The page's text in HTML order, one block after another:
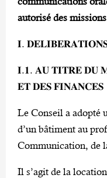
autorisé des
𝐈.
𝐈.𝟏. 𝐀𝐔 𝐓𝐈𝐓𝐑𝐄 𝐃𝐔
𝐄𝐓 𝐃𝐄𝐒 𝐅𝐈𝐍𝐀𝐍𝐂𝐄𝐒
Le Conseil a adopté
d’un bâtiment au
Communication, de
Il s’agit de la